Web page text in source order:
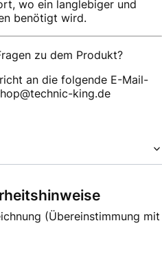
wo ein langlebiger und
benötigt wird.
zu dem Produkt?
an die folgende E-Mail-
king.de
(Übereinstimmung mit